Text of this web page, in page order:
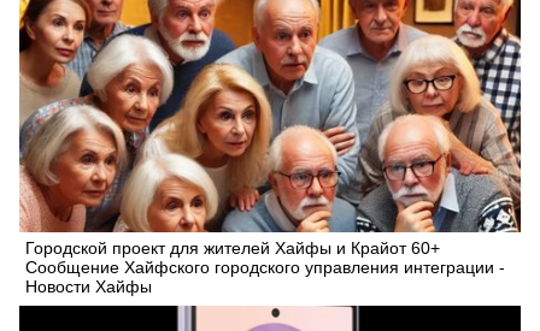
Городской проект для жителей Хайфы и Крайот 60+
Сообщение Хайфского городского управления интеграции -
Новости Хайфы